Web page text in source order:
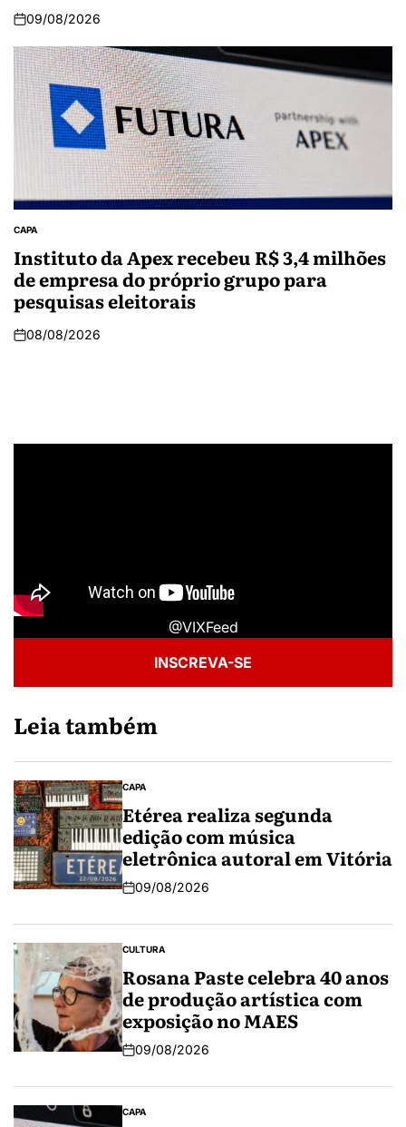
09/08/2026
CAPA
Instituto da Apex recebeu R$ 3,4 milhões
de empresa do próprio grupo para
pesquisas eleitorais
08/08/2026
@VIXFeed
INSCREVA-SE
Leia também
CAPA
Etérea realiza segunda
edição com música
eletrônica autoral em Vitória
09/08/2026
CULTURA
Rosana Paste celebra 40 anos
de produção artística com
exposição no MAES
09/08/2026
CAPA